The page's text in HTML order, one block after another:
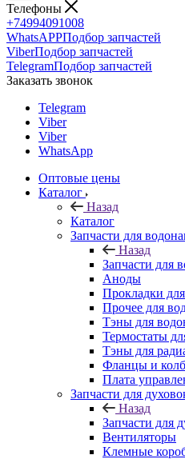
Телефоны
+74994091008
WhatsAPPПодбор запчастей
ViberПодбор запчастей
TelegramПодбор запчастей
Заказать звонок
Telegram
Viber
Viber
WhatsApp
Оптовые цены
Каталог
Назад
Каталог
Запчасти для
Назад
Запчасти для
Аноды
Прокладки
Прочее для
Тэны для
Термостаты
Тэны для
Фланцы и
Плата
Запчасти для
Назад
Запчасти для
Вентиляторы
Клемные